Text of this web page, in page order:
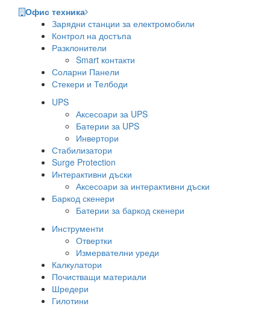
Офис техника
Зарядни станции за електромобили
Контрол на достъпа
Разклонители
Smart контакти
Соларни Панели
Стекери и Телбоди
UPS
Аксесоари за UPS
Батерии за UPS
Инвертори
Стабилизатори
Surge Protection
Интерактивни дъски
Аксесоари за интерактивни дъски
Баркод скенери
Батерии за баркод скенери
Инструменти
Отвертки
Измервателни уреди
Калкулатори
Почистващи материали
Шредери
Гилотини